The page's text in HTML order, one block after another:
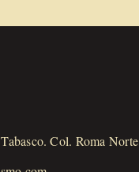
Col. Roma Norte